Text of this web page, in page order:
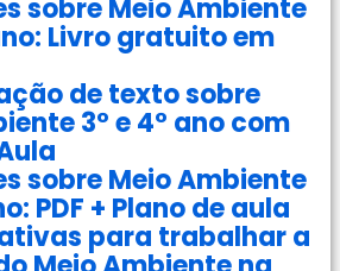
sobre Meio Ambiente
Livro gratuito em
de texto sobre
3° e 4° ano com
sobre Meio Ambiente
PDF + Plano de aula
para trabalhar a